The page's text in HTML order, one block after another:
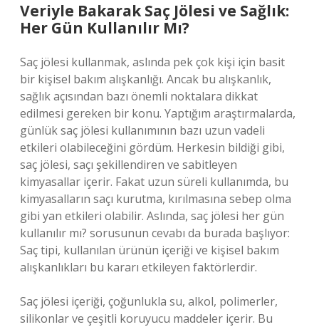
Veriyle Bakarak Saç Jölesi ve Sağlık:
Her Gün Kullanılır Mı?
Saç jölesi kullanmak, aslında pek çok kişi için basit
bir kişisel bakım alışkanlığı. Ancak bu alışkanlık,
sağlık açısından bazı önemli noktalara dikkat
edilmesi gereken bir konu. Yaptığım araştırmalarda,
günlük saç jölesi kullanımının bazı uzun vadeli
etkileri olabileceğini gördüm. Herkesin bildiği gibi,
saç jölesi, saçı şekillendiren ve sabitleyen
kimyasallar içerir. Fakat uzun süreli kullanımda, bu
kimyasalların saçı kurutma, kırılmasına sebep olma
gibi yan etkileri olabilir. Aslında, saç jölesi her gün
kullanılır mı? sorusunun cevabı da burada başlıyor:
Saç tipi, kullanılan ürünün içeriği ve kişisel bakım
alışkanlıkları bu kararı etkileyen faktörlerdir.
Saç jölesi içeriği, çoğunlukla su, alkol, polimerler,
silikonlar ve çeşitli koruyucu maddeler içerir. Bu